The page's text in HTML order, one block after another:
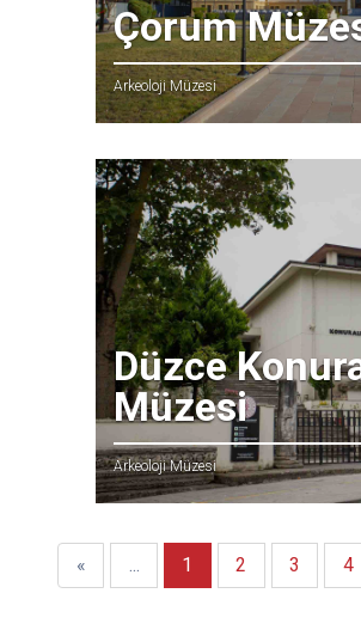
Çorum
Arkeoloji Müzesi
Düzce
Müzesi
Arkeoloji Müzesi
«İlk Önceki
1 2 3 4